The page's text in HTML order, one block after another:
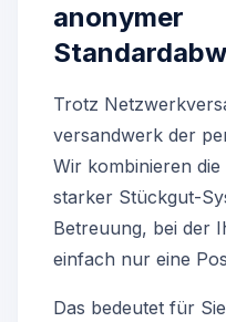
anonymer
Trotz
versandwerk der
Wir kombinieren
starker Stückgut-
Betreuung, bei der
einfach nur eine
Das bedeutet für